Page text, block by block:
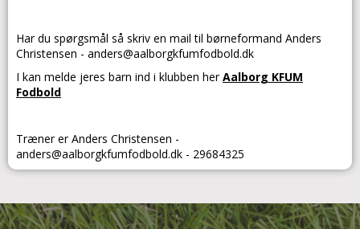
Har du spørgsmål så skriv en mail til børneformand Anders
Christensen - anders@aalborgkfumfodbold.dk
I kan melde jeres barn ind i klubben herAalborg KFUM
Fodbold
Træner er Anders Christensen -
anders@aalborgkfumfodbold.dk - 29684325